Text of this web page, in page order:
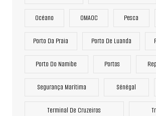
Océano OMAOC Pesca
Porto Da Praia Porto De Luanda
Porto Do Namibe Portos
Segurança Marítima Sénégal
Terminal De Cruzeiros